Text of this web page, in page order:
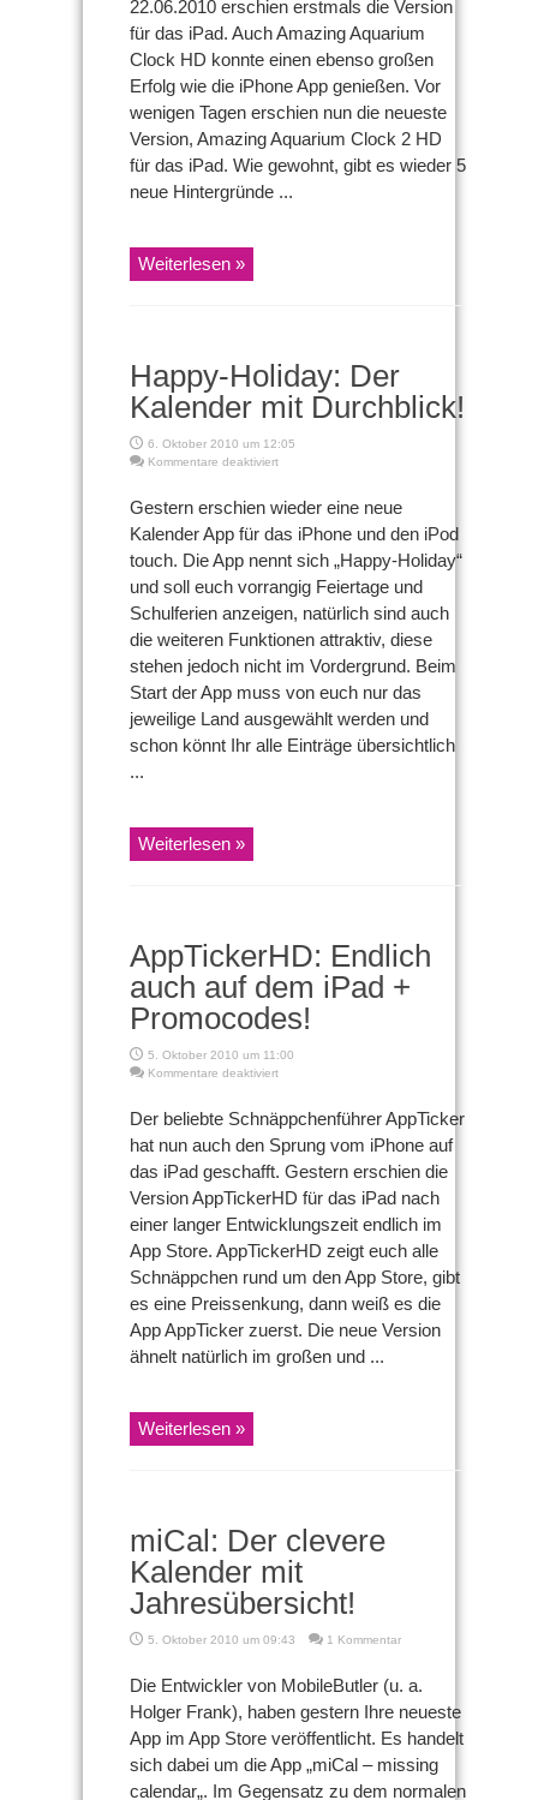
&
Promocodes!
22.06.2010 erschien erstmals die Version
für das iPad. Auch Amazing Aquarium
Clock HD konnte einen ebenso großen
Erfolg wie die iPhone App genießen. Vor
wenigen Tagen erschien nun die neueste
Version, Amazing Aquarium Clock 2 HD
für das iPad. Wie gewohnt, gibt es wieder 5
neue Hintergründe ...
Weiterlesen »
Happy-Holiday: Der
Kalender mit Durchblick!
6. Oktober 2010 um 12:05
Kommentare deaktiviertfür
Der
Kalender
Durchblick!
Gestern erschien wieder eine neue
Kalender App für das iPhone und den iPod
touch. Die App nennt sich „Happy-Holiday“
und soll euch vorrangig Feiertage und
Schulferien anzeigen, natürlich sind auch
die weiteren Funktionen attraktiv, diese
stehen jedoch nicht im Vordergrund. Beim
Start der App muss von euch nur das
jeweilige Land ausgewählt werden und
schon könnt Ihr alle Einträge übersichtlich
...
Weiterlesen »
AppTickerHD: Endlich
auch auf dem iPad +
Promocodes!
5. Oktober 2010 um 11:00
Kommentare deaktiviertfür
auch
auf
dem
iPad
+
Promocodes!
Der beliebte Schnäppchenführer AppTicker
hat nun auch den Sprung vom iPhone auf
das iPad geschafft. Gestern erschien die
Version AppTickerHD für das iPad nach
einer langer Entwicklungszeit endlich im
App Store. AppTickerHD zeigt euch alle
Schnäppchen rund um den App Store, gibt
es eine Preissenkung, dann weiß es die
App AppTicker zuerst. Die neue Version
ähnelt natürlich im großen und ...
Weiterlesen »
miCal: Der clevere
Kalender mit
Jahresübersicht!
5. Oktober 2010 um 09:43 1 Kommentar
Die Entwickler von MobileButler (u. a.
Holger Frank), haben gestern Ihre neueste
App im App Store veröffentlicht. Es handelt
sich dabei um die App „miCal – missing
calendar„. Im Gegensatz zu dem normalen